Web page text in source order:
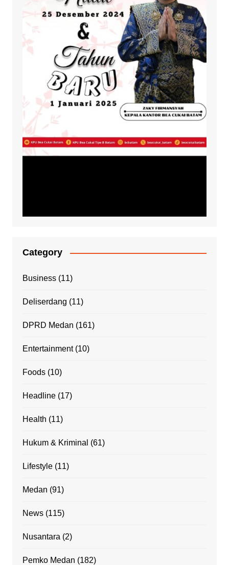
Category
Business(11)
Deliserdang (11)
DPRD Medan (161)
Entertainment(10)
Foods(10)
Headline(17)
Health (11)
Hukum & Kriminal (61)
Lifestyle(11)
Medan (91)
News(115)
Nusantara (2)
Pemko Medan (182)